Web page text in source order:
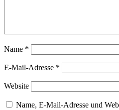
Name *
E-Mail-Adresse *
Website
Name, E-Mail-Adresse und